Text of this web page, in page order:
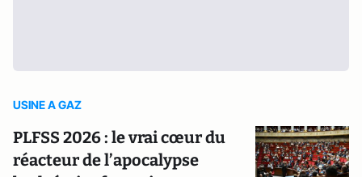
USINE A GAZ
PLFSS 2026 : le vrai cœur du
réacteur de l’apocalypse